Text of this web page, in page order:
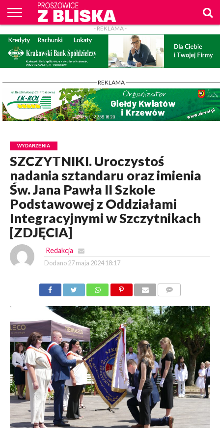
O
NAS
WIADOMOŚCI
ZAPYTAM
WPROST
CENNIK
REKLAM
PROSZOWICE
Z BLISKA
KONTAKT
- REKLAMA -
- REKLAMA -
WYDARZENIA
SZCZYTNIKI. Uroczystoś
nadania sztandaru oraz imienia
Św. Jana Pawła II Szkole
Podstawowej z Oddziałami
Integracyjnymi w Szczytnikach
[ZDJĘCIA]
Redakcja
Dodano 27 maja 2024 18:17